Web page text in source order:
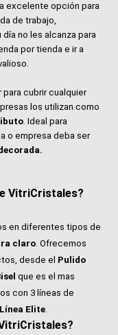
excelente opción para
de trabajo,
no les alcanza para
por tienda e ir a
cubrir cualquier
los utilizan como
. Ideal para
o empresa deba ser
VitriCristales?
en diferentes tipos de
claro. Ofrecemos
desde el Pulido
que es el mas
con 3 líneas de
Elite.